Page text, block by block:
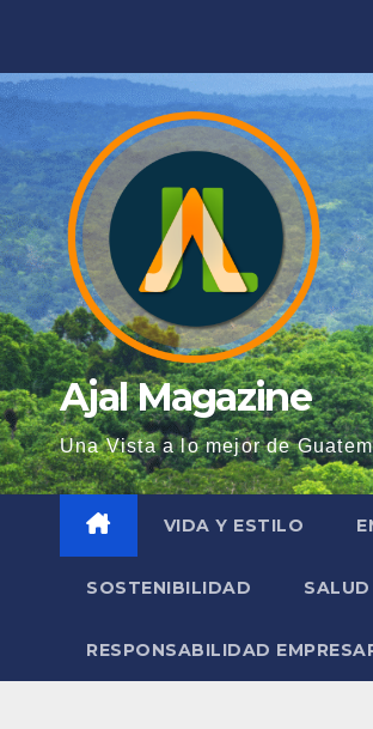
contenido
Ajal Magazine
Una Vista a lo mejor de
VIDA Y ESTILO
SOSTENIBILIDAD SALUD
RESPONSABILIDAD